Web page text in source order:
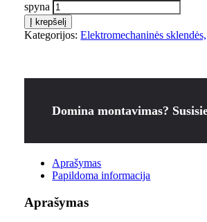
spyna
Į krepšelį
Kategorijos:Elektromechaninės
Domina montavimas?
Aprašymas
Papildoma informacija
Aprašymas